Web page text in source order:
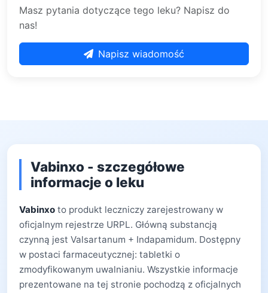
Masz pytania dotyczące tego leku? Napisz do
nas!
Napisz wiadomość
Vabinxo - szczegółowe
informacje o leku
Vabinxo to produkt leczniczy zarejestrowany w
oficjalnym rejestrze URPL. Główną substancją
czynną jest Valsartanum + Indapamidum. Dostępny
w postaci farmaceutycznej: tabletki o
zmodyfikowanym uwalnianiu. Wszystkie informacje
prezentowane na tej stronie pochodzą z oficjalnych